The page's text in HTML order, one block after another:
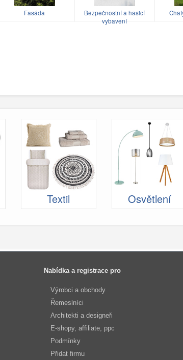
Fasáda
Bezpečnostní a hasicí
vybavení
Textil Osvětlení
Nabídka a registrace pro
Výrobci a obchody
Řemeslníci
Architekti a designeři
E-shopy, affiliate, ppc
Podmínky
Přidat firmu